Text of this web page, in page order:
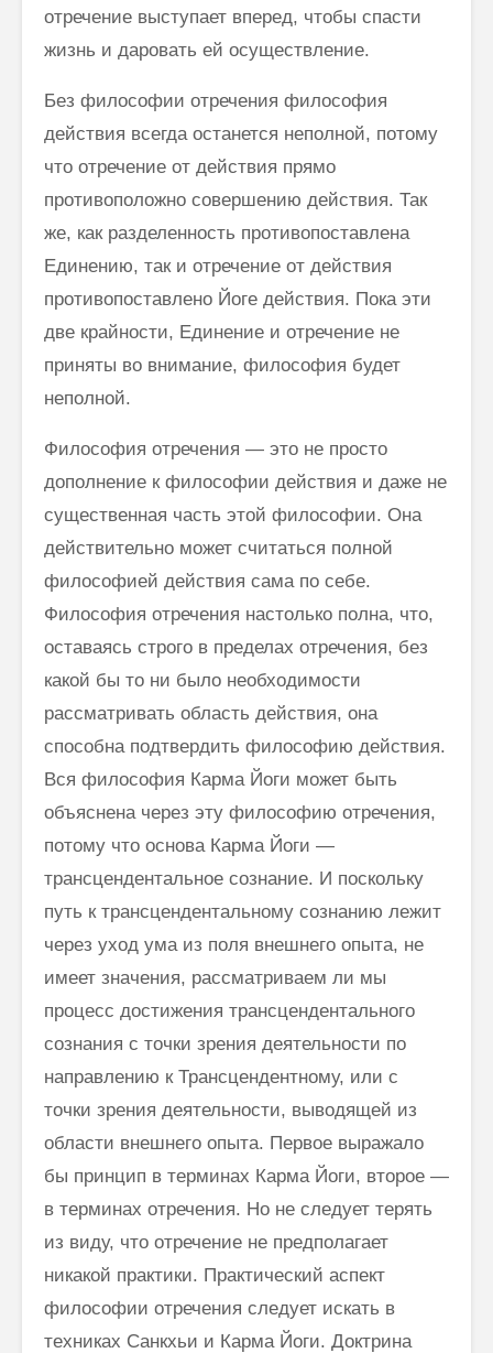
отречение выступает вперед, чтобы спасти
жизнь и даровать ей осуществление.
Без философии отречения философия
действия всегда останется не­полной, потому
что отречение от действия прямо
противоположно со­вершению действия. Так
же, как разделенность противопоставлена
Еди­нению, так и отречение от действия
противопоставлено Йоге действия. Пока эти
две крайности, Единение и отречение не
приняты во внимание, философия будет
неполной.
Философия отречения — это не просто
дополнение к философии действия и даже не
существенная часть этой философии. Она
действи­тельно может считаться полной
философией действия сама по себе.
Философия отречения настолько полна, что,
оставаясь строго в пределах отречения, без
какой бы то ни было необходимости
рассматривать область действия, она
способна подтвердить философию действия.
Вся философия Карма Йоги может быть
объяснена через эту философию отречения,
потому что основа Карма Йоги —
трансцендентальное сознание. И по­скольку
путь к трансцендентальному сознанию лежит
через уход ума из поля внешнего опыта, не
имеет значения, рассматриваем ли мы
процесс достижения трансцендентального
сознания с точки зрения деятельности по
направлению к Трансцендентному, или с
точки зрения деятельности, выводящей из
области внешнего опыта. Первое выражало
бы принцип в терминах Карма Йоги, второе —
в терминах отречения. Но не следует терять
из виду, что отречение не предполагает
никакой практики. Прак­тический аспект
философии отречения следует искать в
техниках Санкхьи и Карма Йоги. Доктрина